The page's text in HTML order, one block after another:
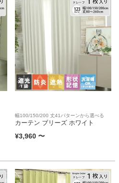
幅100/150/200 丈41パターンから選べる
カーテン ブリーズ ホワイト
¥3,960 〜